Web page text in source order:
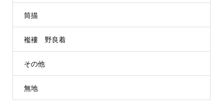
筒描
襤褸 野良着
その他
無地